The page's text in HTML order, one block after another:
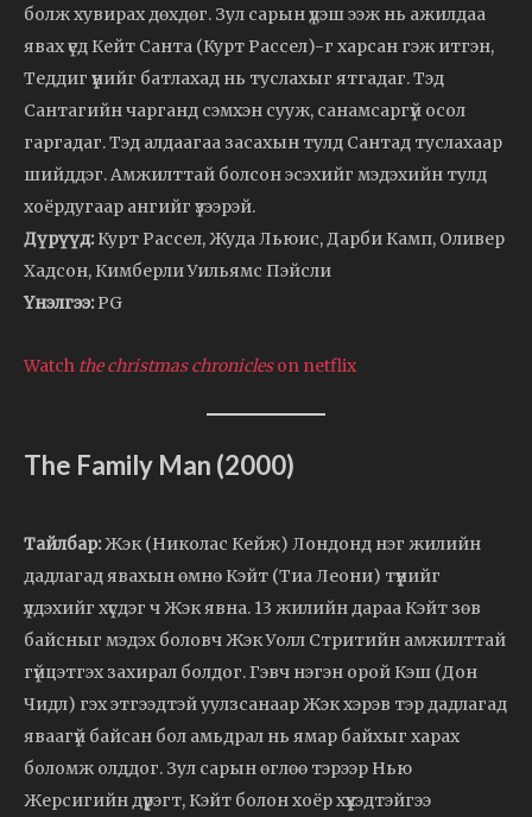
болж хувирах дөхдөг. Зул сарын үдэш ээж нь ажилдаа
явах үед Кейт Санта (Курт Рассел)-г харсан гэж итгэн,
Теддиг үүнийг батлахад нь туслахыг ятгадаг. Тэд
Сантагийн чарганд сэмхэн сууж, санамсаргүй осол
гаргадаг. Тэд алдаагаа засахын тулд Сантад туслахаар
шийддэг. Амжилттай болсон эсэхийг мэдэхийн тулд
хоёрдугаар ангийг үзээрэй.
Дүрүүд: Курт Рассел, Жуда Льюис, Дарби Камп, Оливер
Хадсон, Кимберли Уильямс Пэйсли
Үнэлгээ: PG
Watch the christmas chronicleson netflix
The Family Man (2000)
Тайлбар:Жэк (Николас Кейж) Лондонд нэг жилийн
дадлагад явахын өмнө Кэйт (Тиа Леони) түүнийг
үлдэхийг хүсдэг ч Жэк явна. 13 жилийн дараа Кэйт зөв
байсныг мэдэх боловч Жэк Уолл Стритийн амжилттай
гүйцэтгэх захирал болдог. Гэвч нэгэн орой Кэш (Дон
Чидл) гэх этгээдтэй уулзсанаар Жэк хэрэв тэр дадлагад
яваагүй байсан бол амьдрал нь ямар байхыг харах
боломж олддог. Зул сарын өглөө тэрээр Нью
Жерсигийн дүүрэгт, Кэйт болон хоёр хүүхэдтэйгээ